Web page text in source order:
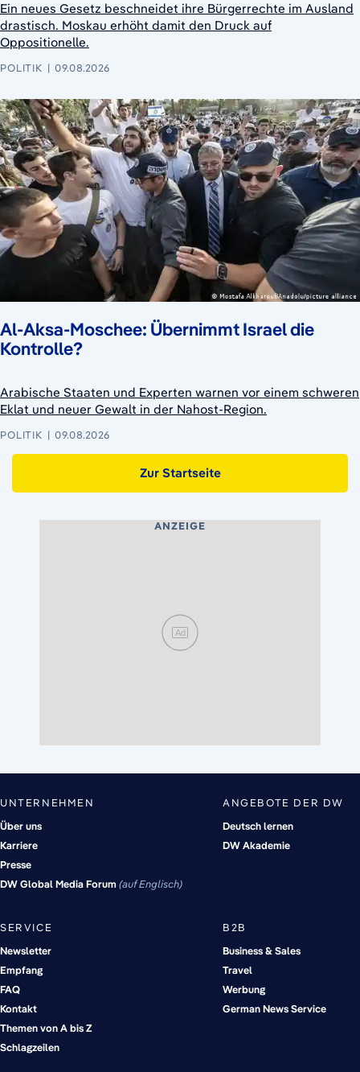
Ein neues Gesetz beschneidet ihre Bürgerrechte im Ausland
drastisch. Moskau erhöht damit den Druck auf
Oppositionelle.
POLITIK 09.08.2026
Al-Aksa-Moschee: Übernimmt Israel die
Kontrolle?
Arabische Staaten und Experten warnen vor einem schweren
Eklat und neuer Gewalt in der Nahost-Region.
POLITIK 09.08.2026
Zur Startseite
ANZEIGE
Ad
UNTERNEHMEN
Über uns
Karriere
Presse
DW Global Media Forum auf Englisch
ANGEBOTE DER DW
Deutsch lernen
DW Akademie
SERVICE
Newsletter
Empfang
FAQ
Kontakt
Themen von A bis Z
Schlagzeilen
B2B
Business & Sales
Travel
Werbung
German News Service